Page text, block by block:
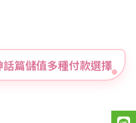
篇儲值多種付款選擇